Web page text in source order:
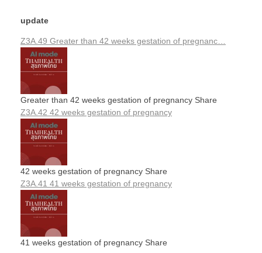
update
Z3A.49 Greater than 42 weeks gestation of pregnanc…
Greater than 42 weeks gestation of pregnancy Share
Z3A.42 42 weeks gestation of pregnancy
42 weeks gestation of pregnancy Share
Z3A.41 41 weeks gestation of pregnancy
41 weeks gestation of pregnancy Share